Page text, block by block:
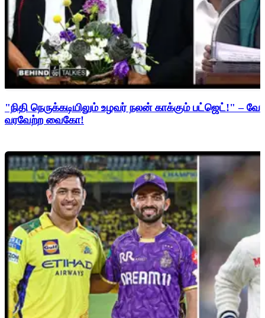
"நிதி நெருக்கடியிலும் உழவர் நலன் காக்கும் பட்ஜெட்!" –
வரவேற்ற வைகோ!